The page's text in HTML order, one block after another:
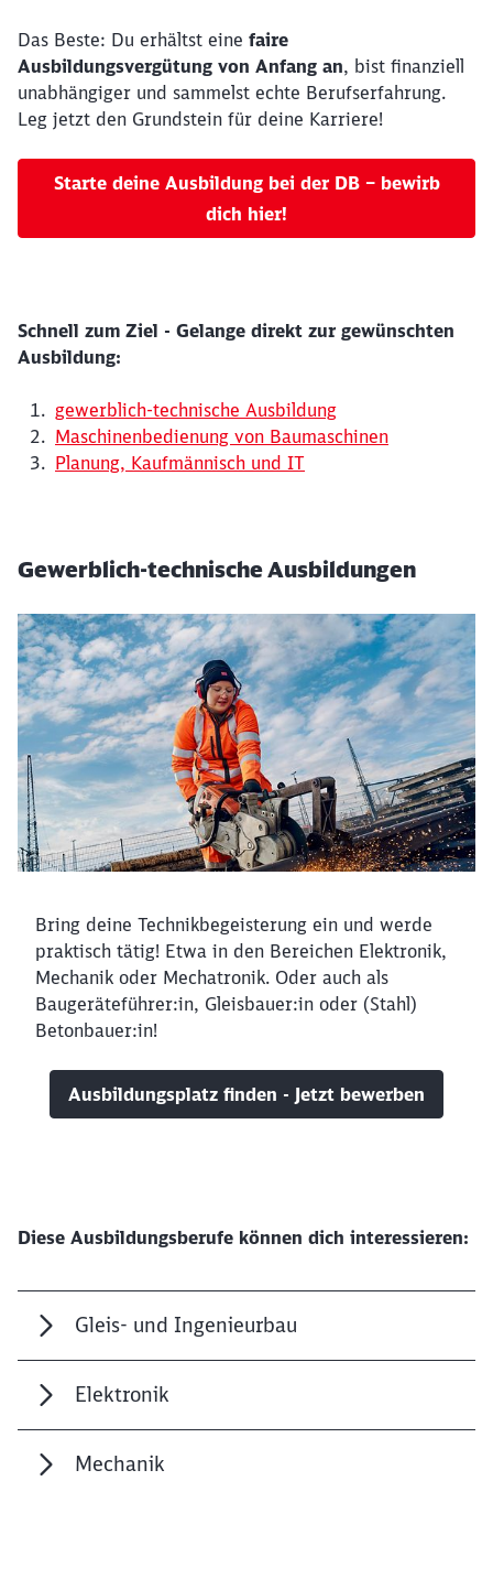
Das Beste: Du erhältst eine faire
Ausbildungsvergütung von Anfang an, bist finanziell
unabhängiger und sammelst echte Berufserfahrung.
Leg jetzt den Grundstein für deine Karriere!
Starte deine Ausbildung bei der DB – bewirb
dich hier!
Schnell zum Ziel - Gelange direkt zur gewünschten
Ausbildung:
gewerblich-technische Ausbildung
Maschinenbedienung von Baumaschinen
Planung, Kaufmännisch und IT
Gewerblich-technische Ausbildungen
Bring deine Technikbegeisterung ein und werde
praktisch tätig! Etwa in den Bereichen Elektronik,
Mechanik oder Mechatronik. Oder auch als
Baugeräteführer:in, Gleisbauer:in oder (Stahl)
Betonbauer:in!
Ausbildungsplatz finden - Jetzt bewerben
Diese Ausbildungsberufe können dich interessieren:
Gleis- und Ingenieurbau
Elektronik
Mechanik